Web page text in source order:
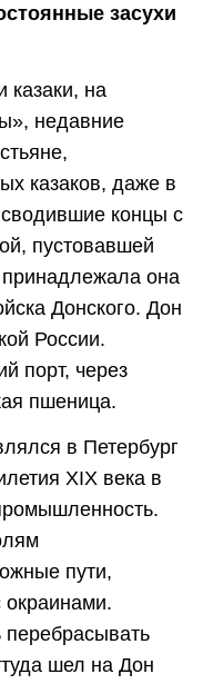
засухи
на
недавние
казаков, даже в
концы с
пустовавшей
она
Донского. Дон
России.
порт, через
пшеница.
в Петербург
XIX века в
пути,
перебрасывать
шел на Дон